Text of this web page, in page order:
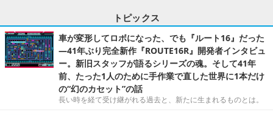
トピックス
車が変形してロボになった、でも『ルート16』だった
―41年ぶり完全新作『ROUTE16R』開発者インタビュ
ー。新旧スタッフが語るシリーズの魂。そして41年
前、たった1人のために手作業で直した世界に1本だけ
の“幻のカセット”の話
長い時を経て受け継がれる過去と、新たに生まれるものとは。